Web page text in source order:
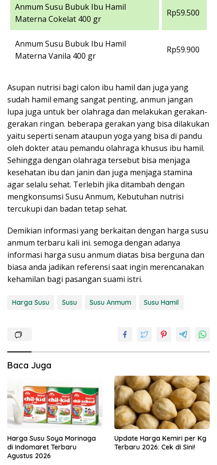
Anmum Susu Bubuk Ibu Hamil
Materna Cokelat 400 gr
Rp59.500
Anmum Susu Bubuk Ibu Hamil
Materna Vanila 400 gr
Rp59.900
Asupan nutrisi bagi calon ibu hamil dan juga yang
sudah hamil emang sangat penting, anmun jangan
lupa juga untuk ber olahraga dan melakukan gerakan-
gerakan ringan. beberapa gerakan yang bisa dilakukan
yaitu seperti senam ataupun yoga yang bisa di pandu
oleh dokter atau pemandu olahraga khusus ibu hamil.
Sehingga dengan olahraga tersebut bisa menjaga
kesehatan ibu dan janin dan juga menjaga stamina
agar selalu sehat. Terlebih jika ditambah dengan
mengkonsumsi Susu Anmum, Kebutuhan nutrisi
tercukupi dan badan tetap sehat.
Demikian informasi yang berkaitan dengan harga susu
anmum terbaru kali ini. semoga dengan adanya
informasi harga susu anmum diatas bisa berguna dan
biasa anda jadikan referensi saat ingin merencanakan
kehamilan bagi pasangan suami istri.
Harga Susu Susu Susu Anmum Susu Hamil
Baca Juga
Harga Susu Soya Morinaga
di Indomaret Terbaru
Agustus 2026
Update Harga Kemiri per Kg
Terbaru 2026: Cek di Sini!